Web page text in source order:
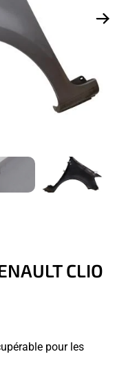
CLIO
pour les